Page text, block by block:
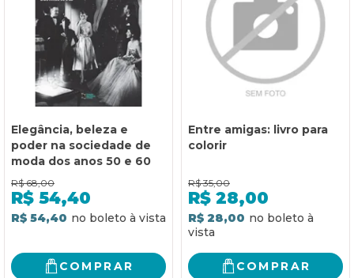
Elegância, beleza e
poder na sociedade de
moda dos anos 50 e 60
R$ 68,00
R$ 54,40
R$ 54,40
COMPRAR
Entre amigas: livro para
colorir
R$ 35,00
R$ 28,00
R$ 28,00
COMPRAR